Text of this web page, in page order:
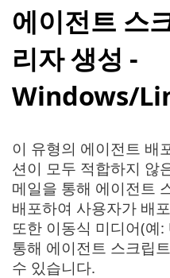
에이전트 스
리자 생성 -
Windows/
이 유형의 에이전트 배
션이 모두 적합하지 않
메일을 통해 에이전트
배포하여 사용자가 배
또한 이동식 미디어(예
통해 에이전트 스크립
수 있습니다.